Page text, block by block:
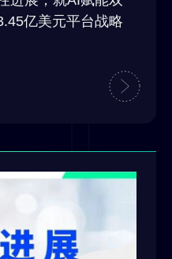
亿美元平台战略